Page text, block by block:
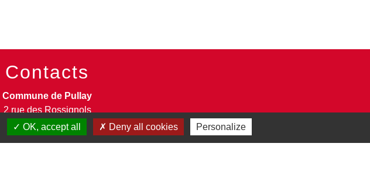
Contacts
Commune de Pullay
2 rue des Rossignols
27130 Pullay - FRANCE
+33 2 32 32 18 58
OK, accept all Deny all cookies Personalize